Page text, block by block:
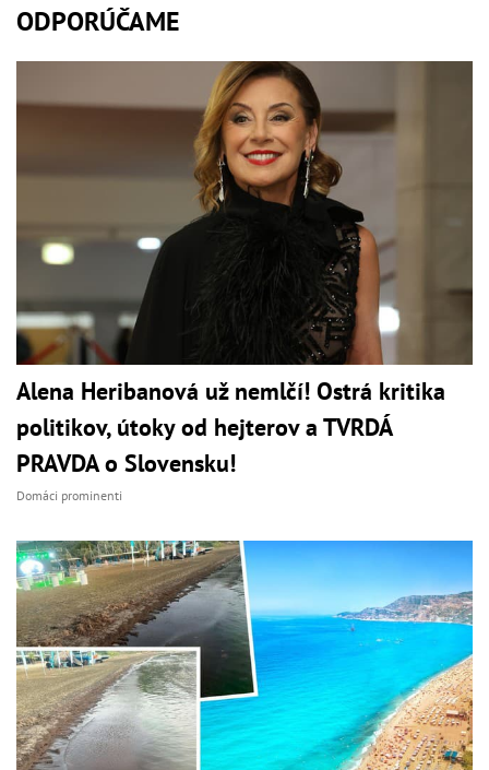
ODPORÚČAME
Alena Heribanová už nemlčí! Ostrá kritika
politikov, útoky od hejterov a TVRDÁ
PRAVDA o Slovensku!
Domáci prominenti